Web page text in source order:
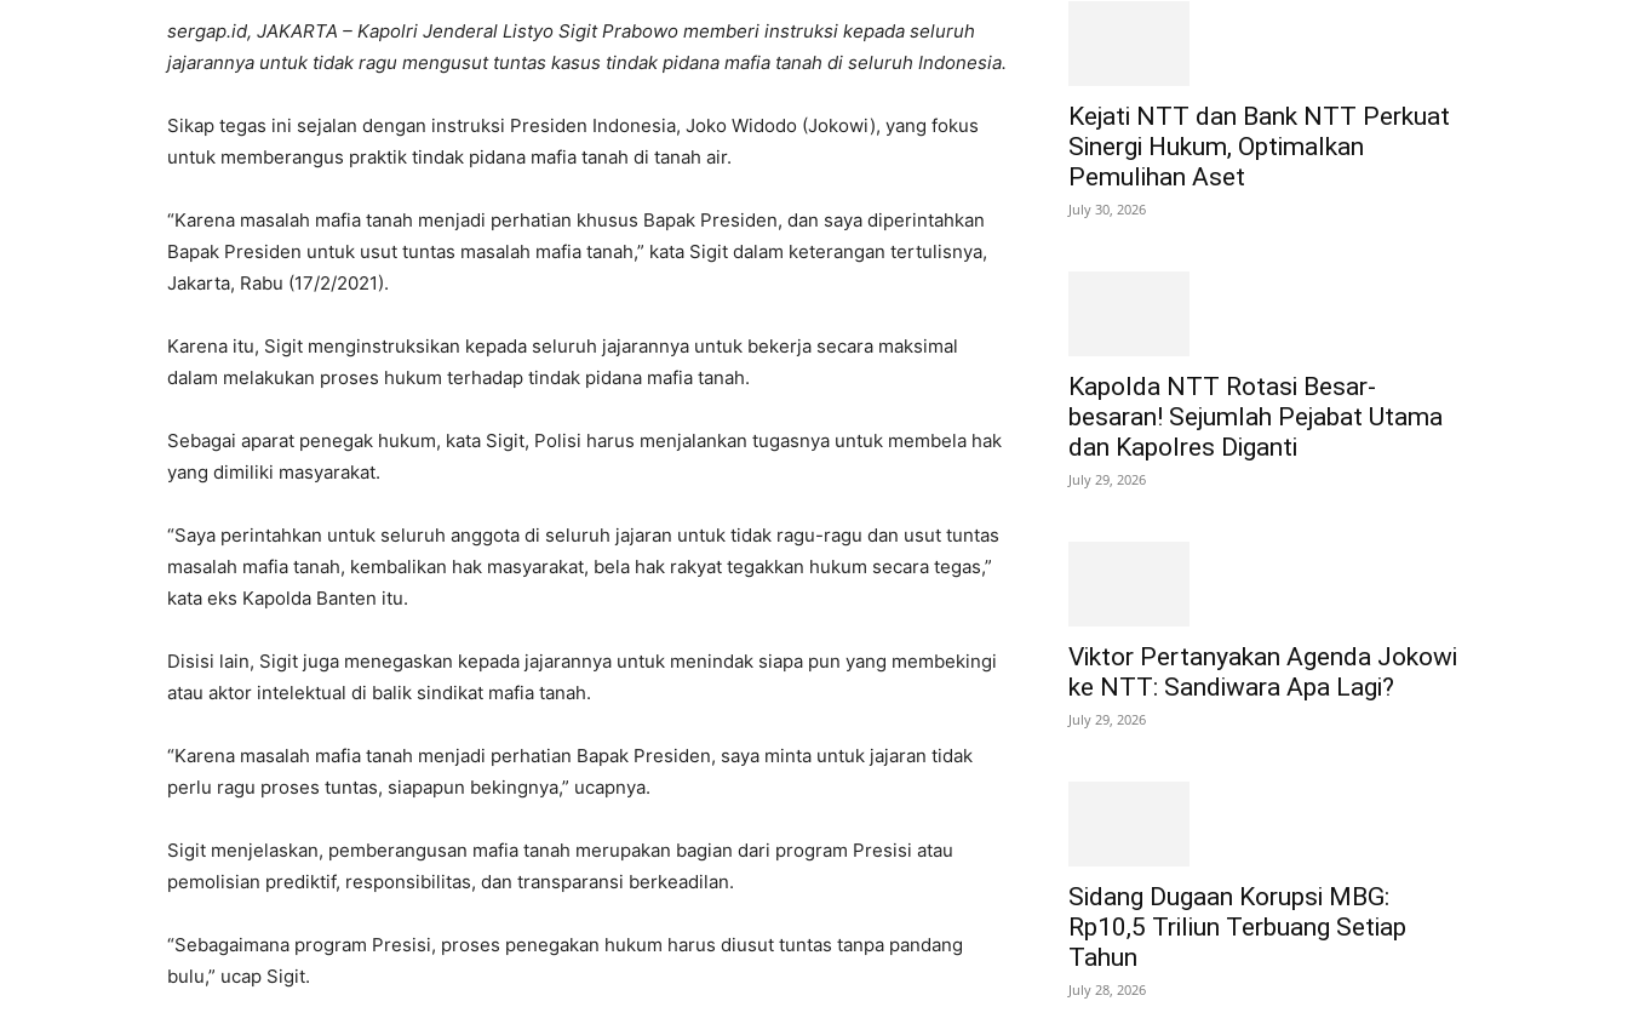
sergap.id, JAKARTA – Kapolri Jenderal Listyo Sigit Prabowo memberi instruksi kepada seluruh
jajarannya untuk tidak ragu mengusut tuntas kasus tindak pidana mafia tanah di seluruh Indonesia.
Sikap tegas ini sejalan dengan instruksi Presiden Indonesia, Joko Widodo (Jokowi), yang fokus
untuk memberangus praktik tindak pidana mafia tanah di tanah air.
“Karena masalah mafia tanah menjadi perhatian khusus Bapak Presiden, dan saya diperintahkan
Bapak Presiden untuk usut tuntas masalah mafia tanah,” kata Sigit dalam keterangan tertulisnya,
Jakarta, Rabu (17/2/2021).
Karena itu, Sigit menginstruksikan kepada seluruh jajarannya untuk bekerja secara maksimal
dalam melakukan proses hukum terhadap tindak pidana mafia tanah.
Sebagai aparat penegak hukum, kata Sigit, Polisi harus menjalankan tugasnya untuk membela hak
yang dimiliki masyarakat.
“Saya perintahkan untuk seluruh anggota di seluruh jajaran untuk tidak ragu-ragu dan usut tuntas
masalah mafia tanah, kembalikan hak masyarakat, bela hak rakyat tegakkan hukum secara tegas,”
kata eks Kapolda Banten itu.
Disisi lain, Sigit juga menegaskan kepada jajarannya untuk menindak siapa pun yang membekingi
atau aktor intelektual di balik sindikat mafia tanah.
“Karena masalah mafia tanah menjadi perhatian Bapak Presiden, saya minta untuk jajaran tidak
perlu ragu proses tuntas, siapapun bekingnya,” ucapnya.
Sigit menjelaskan, pemberangusan mafia tanah merupakan bagian dari program Presisi atau
pemolisian prediktif, responsibilitas, dan transparansi berkeadilan.
“Sebagaimana program Presisi, proses penegakan hukum harus diusut tuntas tanpa pandang
bulu,” ucap Sigit.
Kejati NTT dan Bank NTT Perkuat
Sinergi Hukum, Optimalkan
Pemulihan Aset
July 30, 2026
Kapolda NTT Rotasi Besar-
besaran! Sejumlah Pejabat Utama
dan Kapolres Diganti
July 29, 2026
Viktor Pertanyakan Agenda Jokowi
ke NTT: Sandiwara Apa Lagi?
July 29, 2026
Sidang Dugaan Korupsi MBG:
Rp10,5 Triliun Terbuang Setiap
Tahun
July 28, 2026